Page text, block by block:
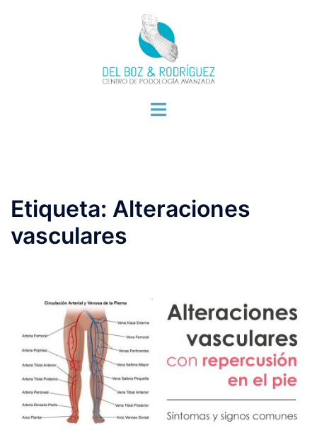
Alternar
Etiqueta: Alteraciones
vasculares